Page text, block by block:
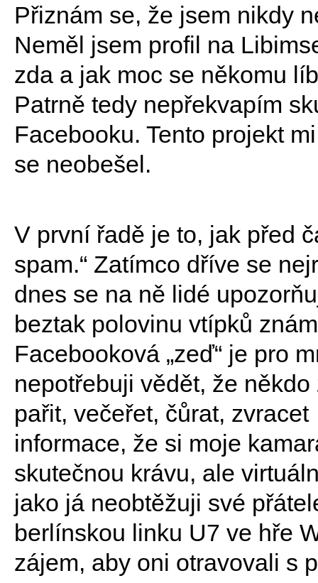
Přiznám se, že jsem nikdy
Neměl jsem profil na
zda a jak moc se někomu
Patrně tedy nepřekvapím
Facebooku. Tento projekt
se neobešel.
V první řadě je to, jak před
spam.“ Zatímco dříve se
dnes se na ně lidé
beztak polovinu vtípků
Facebooková „zeď“ je pro
nepotřebuji vědět, že
pařit, večeřet, čůrat,
informace, že si moje
skutečnou krávu, ale
jako já neobtěžuji své
berlínskou linku U7 ve hře
zájem, aby oni otravovali s